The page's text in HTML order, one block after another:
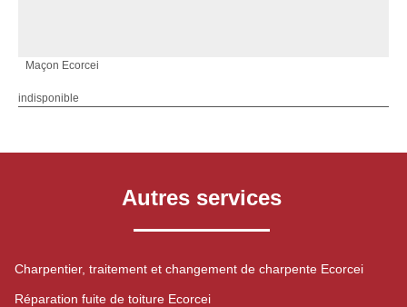
Maçon Ecorcei
indisponible
Autres services
Charpentier, traitement et changement de charpente Ecorcei
Réparation fuite de toiture Ecorcei